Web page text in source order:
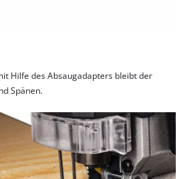
Hilfe des Absaugadapters bleibt der
Spänen.